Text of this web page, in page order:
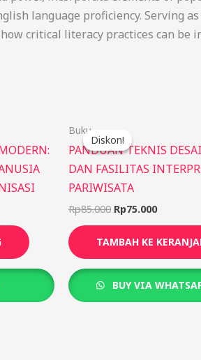
language proficiency. Serving
critical literacy practices can be
Diskon!
Diskon!
Buku
PANDUAN TEKNIS
DAN FASILITAS
PARIWISATA
Rp85.000
adalah:
Rp85.000.
Rp75.000
ini
adalah:
TAMBAH KE
BUY VIA